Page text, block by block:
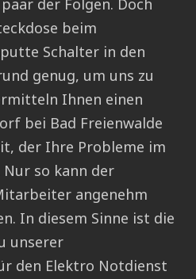
der Folgen. Doch
beim
Schalter in den
genug, um uns zu
Ihnen einen
bei Bad Freienwalde
der Ihre Probleme im
so kann der
angenehm
In diesem Sinne ist die
unserer
den Elektro Notdienst